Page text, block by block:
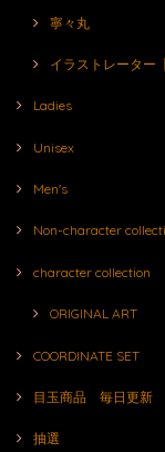
寧々丸
イラストレーター
Ladies
Unisex
Men's
Non-character
character collection
ORIGINAL ART
COORDINATE SET
目玉商品 毎日更新
抽選